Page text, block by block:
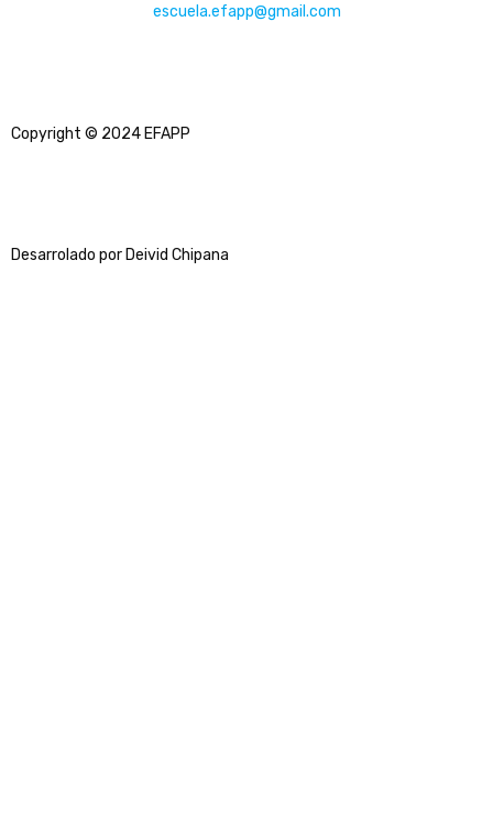
escuela.efapp@gmail.com
Copyright © 2024 EFAPP
Desarrolado por Deivid Chipana